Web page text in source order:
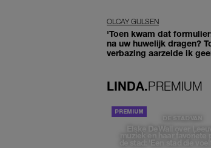
OLCAY GULSEN
'Toen kwam dat
na uw huwelijk dragen?
verbazing aarzelde ik
LINDA.PREMIUM
DE STAD VAN
Elske DeWall over
muziek en haar favoriete
de stad: 'Een stad die